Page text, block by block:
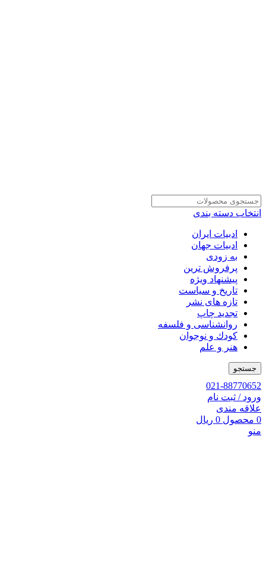
انتخاب دسته بندی
ادبیات ایران
ادبیات جهان
به زودی
پرفروش ترین
پیشنهاد ویژه
تاریخ و سیاست
تازه های نشر
تجدید چاپ
روانشناسی و فلسفه
کودك و نوجوان
هنر و علم
جستجو
021-88770652
ورود / ثبت نام
علاقه مندی
0 محصول 0 ریال
منو